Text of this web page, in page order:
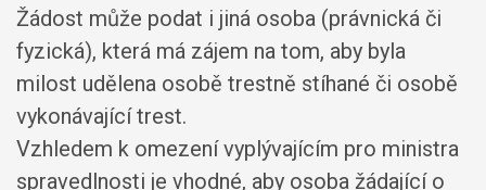
Žádost může podat i jiná osoba (právnická či
fyzická), která má zájem na tom, aby byla
milost udělena osobě trestně stíhané či osobě
vykonávající trest.
Vzhledem k omezení vyplývajícím pro ministra
spravedlnosti je vhodné, aby osoba žádající o